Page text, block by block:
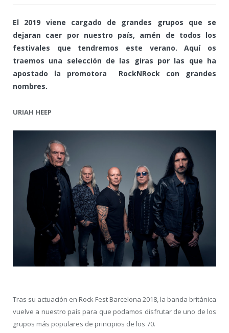
El 2019 viene cargado de grandes grupos que se
dejaran caer por nuestro país, amén de todos los
festivales que tendremos este verano. Aquí os
traemos una selección de las giras por las que ha
apostado la promotora RockNRock con grandes
nombres.
URIAH HEEP
Tras su actuación en Rock Fest Barcelona 2018, la banda británica
vuelve a nuestro país para que podamos disfrutar de uno de los
grupos más populares de principios de los 70.